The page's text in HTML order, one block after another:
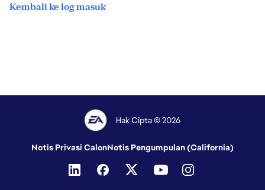
Kembali ke log masuk
Hak Cipta © 2026
Notis Privasi CalonNotis Pengumpulan (California)